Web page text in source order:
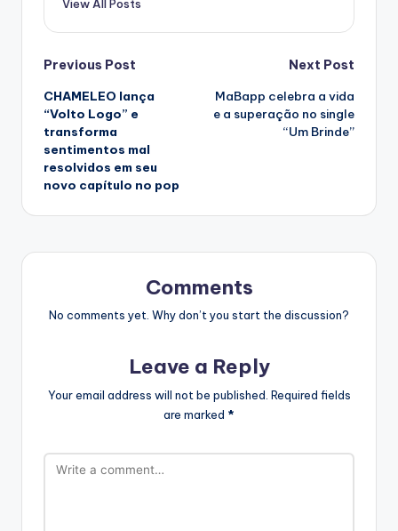
View All Posts
Post
navigation
Previous Post
CHAMELEO lança
“Volto Logo” e
transforma
sentimentos mal
resolvidos em seu
novo capítulo no pop
Next Post
MaBapp celebra a vida
e a superação no single
“Um Brinde”
Comments
No comments yet. Why don’t you start the discussion?
Leave a Reply
Your email address will not be published. Required fields
are marked *